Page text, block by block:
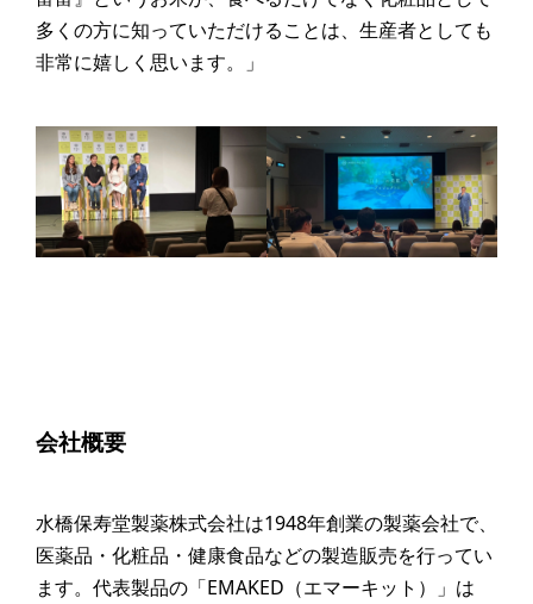
多くの方に知っていただけることは、生産者としても
非常に嬉しく思います。」
会社概要
水橋保寿堂製薬株式会社は1948年創業の製薬会社で、
医薬品・化粧品・健康食品などの製造販売を行ってい
ます。代表製品の「EMAKED（エマーキット）」は